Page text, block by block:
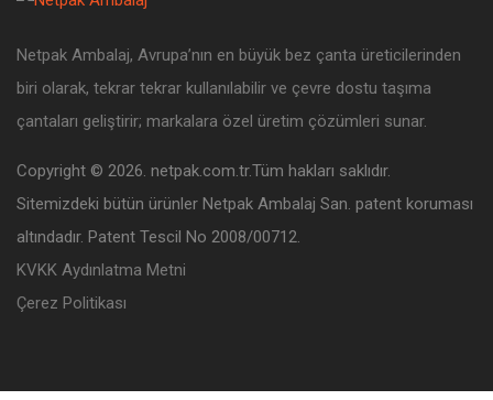
Netpak Ambalaj, Avrupa’nın en büyük bez çanta üreticilerinden
biri olarak, tekrar tekrar kullanılabilir ve çevre dostu taşıma
çantaları geliştirir; markalara özel üretim çözümleri sunar.
Copyright © 2026. netpak.com.tr.Tüm hakları saklıdır.
Sitemizdeki bütün ürünler Netpak Ambalaj San. patent koruması
altındadır. Patent Tescil No 2008/00712.
KVKK Aydınlatma Metni
Çerez Politikası